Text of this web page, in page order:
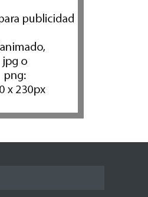
enterrados de nuevo en
Jerusalem, cumpliendo así
su último deseo
Mundo Judío